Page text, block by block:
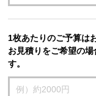
1枚あたりのご予算は
お見積りをご希望の
す。